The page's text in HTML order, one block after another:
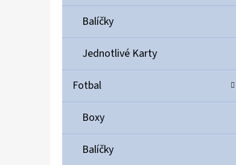
Balíčky
Jednotlivé Karty
Fotbal
Boxy
Balíčky